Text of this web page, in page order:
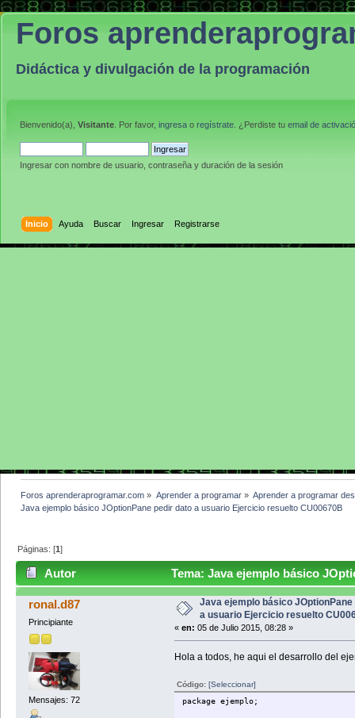
Foros
Didáctica y divulgación de la programación
Bienvenido(a), Visitante . Por favor, ingresa o regístrate . ¿Perdiste tu email de
Ingresar con nombre de usuario, contraseña y duración de la sesión
Inicio Ayuda Buscar Ingresar Registrarse
Foros aprenderaprogramar.com » Aprender a programar» Aprender a programar
Java ejemplo básico JOptionPane pedir dato a usuario Ejercicio resuelto CU00670B
Páginas: [1]
Autor
Tema: Java ejemplo básico
CU00670B (Leído 4297 veces)
ronal.d87
Principiante
Mensajes: 72
Java ejemplo básico JOptionPane
a usuario Ejercicio resuelto
« en: 05 de Julio 2015, 08:28 »
Hola a todos, he aqui el desarrollo del
Código: [Seleccionar]
package ejemplo;